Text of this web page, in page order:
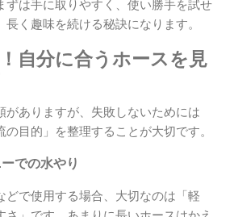
ずは手に取りやすく、使い勝手を試せ
く趣味を続ける秘訣になります。
自分に合うホースを見
がありますが、失敗しないためには
の目的」を整理することが大切です。
での水やり
どで使用する場合、大切なのは「軽